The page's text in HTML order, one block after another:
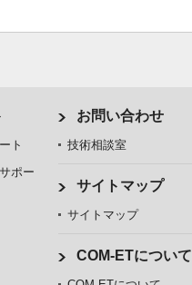
ト
ポー
お問い合わせ
技術相談室
サイトマップ
サイトマップ
COM-ETについて